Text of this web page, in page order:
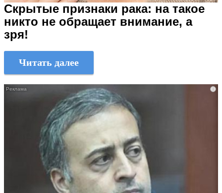
Скрытые признаки рака: на такое
никто не обращает внимание, а
зря!
Читать далее
i